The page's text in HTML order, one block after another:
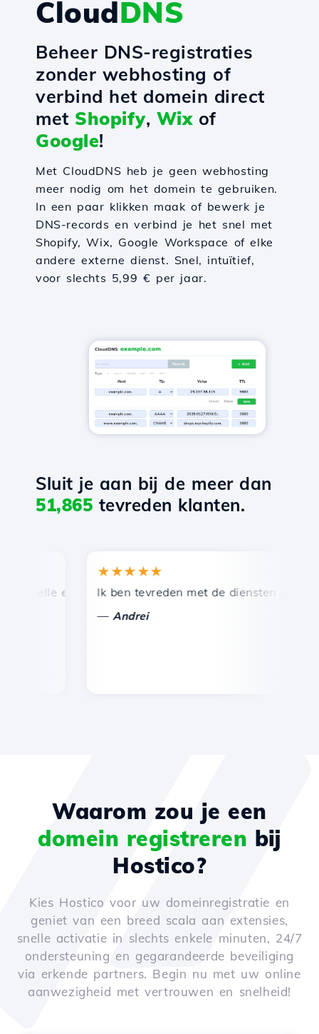
CloudDNS
Beheer DNS-registraties
zonder webhosting of
verbind het domein direct
met Shopify, Wixof
Google!
Met CloudDNS heb je geen webhosting
meer nodig om het domein te gebruiken.
In een paar klikken maak of bewerk je
DNS-records en verbind je het snel met
Shopify, Wix, Google Workspace of elke
andere externe dienst. Snel, intuïtief,
voor slechts 5,99 € per jaar.
Sluit je aan bij de meer dan
51,865 tevreden klanten.
en efficiënte technische ondersteuning.
★★★★★
Ik ben tevreden met de diensten die door
Andrei
Waarom zou je een
domein registreren bij
Hostico?
Kies Hostico voor uw domeinregistratie en
geniet van een breed scala aan extensies,
snelle activatie in slechts enkele minuten, 24/7
ondersteuning en gegarandeerde beveiliging
via erkende partners. Begin nu met uw online
aanwezigheid met vertrouwen en snelheid!